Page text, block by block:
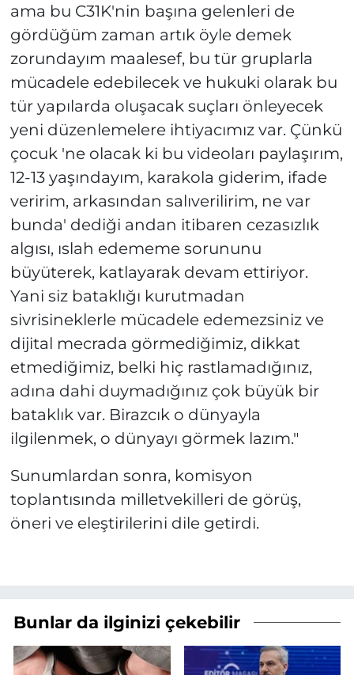
ama bu C31K'nin başına gelenleri de
gördüğüm zaman artık öyle demek
zorundayım maalesef, bu tür gruplarla
mücadele edebilecek ve hukuki olarak bu
tür yapılarda oluşacak suçları önleyecek
yeni düzenlemelere ihtiyacımız var. Çünkü
çocuk 'ne olacak ki bu videoları paylaşırım,
12-13 yaşındayım, karakola giderim, ifade
veririm, arkasından salıverilirim, ne var
bunda' dediği andan itibaren cezasızlık
algısı, ıslah edememe sorununu
büyüterek, katlayarak devam ettiriyor.
Yani siz bataklığı kurutmadan
sivrisineklerle mücadele edemezsiniz ve
dijital mecrada görmediğimiz, dikkat
etmediğimiz, belki hiç rastlamadığınız,
adına dahi duymadığınız çok büyük bir
bataklık var. Birazcık o dünyayla
ilgilenmek, o dünyayı görmek lazım."
Sunumlardan sonra, komisyon
toplantısında milletvekilleri de görüş,
öneri ve eleştirilerini dile getirdi.
Bunlar da ilginizi çekebilir